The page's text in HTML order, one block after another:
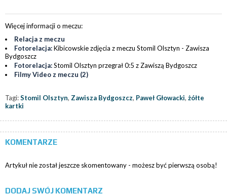
Więcej informacji o meczu:
Relacja z meczu
Fotorelacja:Kibicowskie zdjęcia z meczu Stomil Olsztyn - Zawisza
Bydgoszcz
Fotorelacja:Stomil Olsztyn przegrał 0:5 z Zawiszą Bydgoszcz
Filmy Video z meczu (2)
Tagi:Stomil Olsztyn, Zawisza Bydgoszcz, Paweł Głowacki, żółte
kartki
KOMENTARZE
Artykuł nie został jeszcze skomentowany - możesz być pierwszą osobą!
DODAJ SWÓJ KOMENTARZ